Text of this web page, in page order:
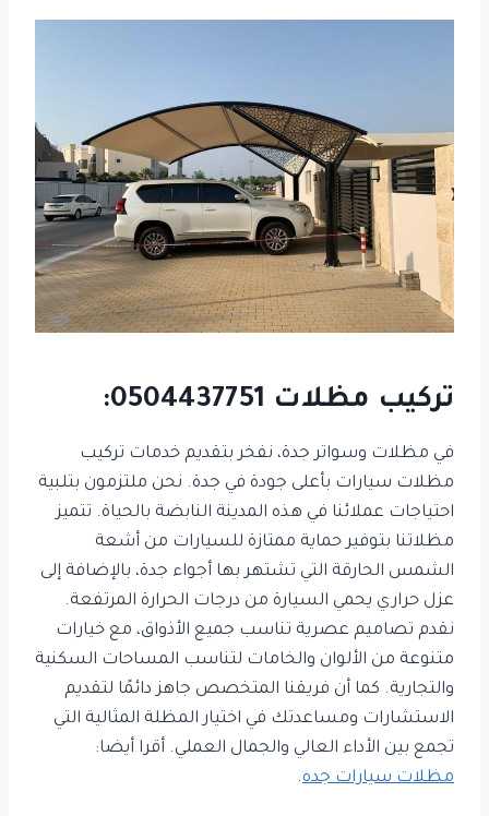
تركيب مظلات 0504437751
:
في مظلات وسواتر جدة، نفخر بتقديم خدمات تركيب
مظلات سيارات بأعلى جودة في جدة. نحن ملتزمون بتلبية
احتياجات عملائنا في هذه المدينة النابضة بالحياة. تتميز
مظلاتنا بتوفير حماية ممتازة للسيارات من أشعة
الشمس الحارقة التي تشتهر بها أجواء جدة، بالإضافة إلى
عزل حراري يحمي السيارة من درجات الحرارة المرتفعة.
نقدم تصاميم عصرية تناسب جميع الأذواق، مع خيارات
متنوعة من الألوان والخامات لتناسب المساحات السكنية
والتجارية. كما أن فريقنا المتخصص جاهز دائمًا لتقديم
الاستشارات ومساعدتك في اختيار المظلة المثالية التي
تجمع بين الأداء العالي والجمال العملي. أقرا أيضا:
مظلات سيارات جده.